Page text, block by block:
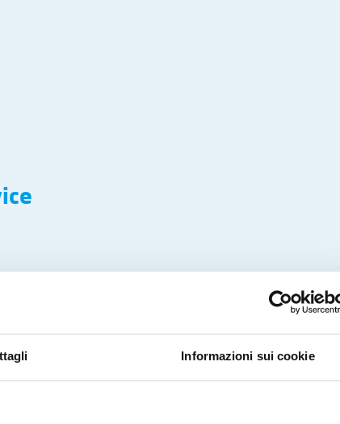
Informazioni sui cookie